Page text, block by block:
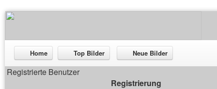
Home Top Bilder Neue Bilder
Registrierte Benutzer
Registrierung